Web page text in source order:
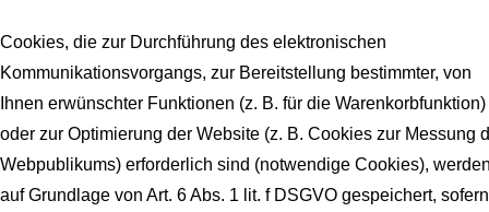
Cookies, die zur Durchführung des elektronischen
Kommunikationsvorgangs, zur Bereitstellung bestimmter, von
Ihnen erwünschter Funktionen (z. B. für die Warenkorbfunktion)
oder zur Optimierung der Website (z. B. Cookies zur Messung
Webpublikums) erforderlich sind (notwendige Cookies),
auf Grundlage von Art. 6 Abs. 1 lit. f DSGVO gespeichert, sofern